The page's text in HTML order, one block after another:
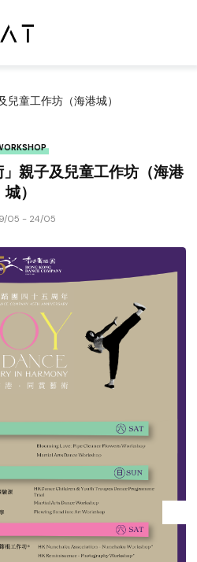
兒童工作坊（海港城）
」親子及兒童工作坊（海港
城）
05 - 24/05